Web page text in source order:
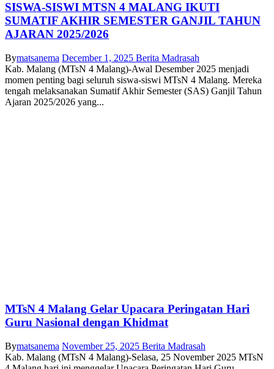
SISWA-SISWI MTSN 4 MALANG IKUTI
SUMATIF AKHIR SEMESTER GANJIL TAHUN
AJARAN 2025/2026
Bymatsanema December 1, 2025 Berita Madrasah
Kab. Malang (MTsN 4 Malang)-Awal Desember 2025 menjadi
momen penting bagi seluruh siswa-siswi MTsN 4 Malang. Mereka
tengah melaksanakan Sumatif Akhir Semester (SAS) Ganjil Tahun
Ajaran 2025/2026 yang...
MTsN 4 Malang Gelar Upacara Peringatan Hari
Guru Nasional dengan Khidmat
Bymatsanema November 25, 2025 Berita Madrasah
Kab. Malang (MTsN 4 Malang)-Selasa, 25 November 2025 MTsN